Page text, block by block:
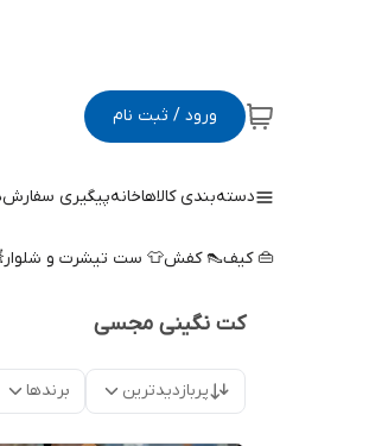
ورود / ثبت نام
دسته‌بندی کالاهاخانهپیگیری سفارش
👜 کیف👠 کفش👕 ست تیشرت و شلوار
کت نگینی مجسی
پربازدیدترین برندها